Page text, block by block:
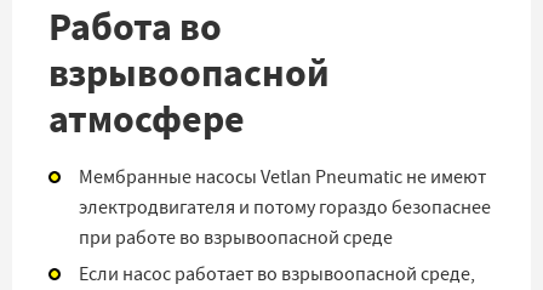
Работа во
взрывоопасной
атмосфере
Мембранные насосы Vetlan Pneumatic не имеют
электродвигателя и потому гораздо безопаснее
при работе во взрывоопасной среде
Если насос работает во взрывоопасной среде,